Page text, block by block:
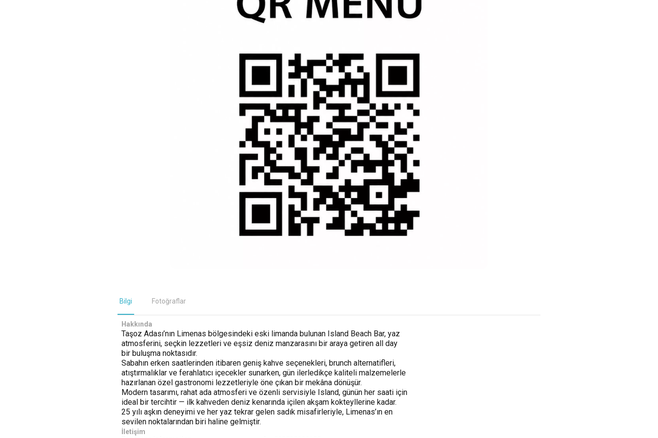
Bilgi Fotoğraflar
Hakkında
Taşoz Adası’nın Limenas bölgesindeki eski limanda bulunan Island Beach Bar, yaz
atmosferini, seçkin lezzetleri ve eşsiz deniz manzarasını bir araya getiren all day
bir buluşma noktasıdır.
Sabahın erken saatlerinden itibaren geniş kahve seçenekleri, brunch alternatifleri,
atıştırmalıklar ve ferahlatıcı içecekler sunarken, gün ilerledikçe kaliteli malzemelerle
hazırlanan özel gastronomi lezzetleriyle öne çıkan bir mekâna dönüşür.
Modern tasarımı, rahat ada atmosferi ve özenli servisiyle Island, günün her saati için
ideal bir tercihtir — ilk kahveden deniz kenarında içilen akşam kokteyllerine kadar.
25 yılı aşkın deneyimi ve her yaz tekrar gelen sadık misafirleriyle, Limenas’ın en
sevilen noktalarından biri haline gelmiştir.
İletişim